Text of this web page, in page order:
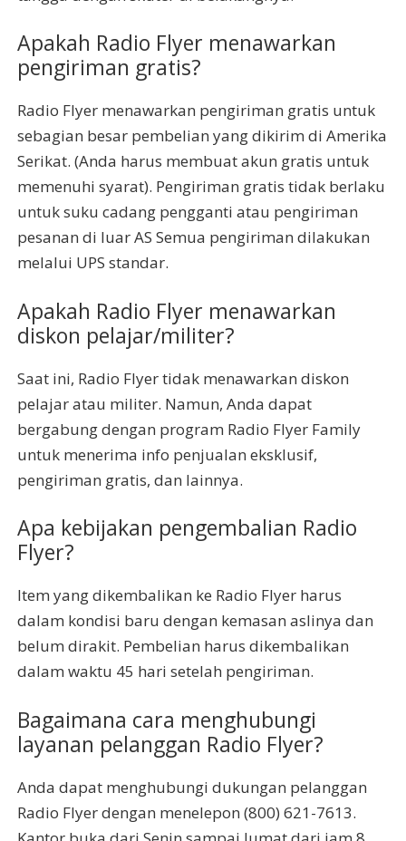
Apakah Radio Flyer menawarkan
pengiriman gratis?
Radio Flyer menawarkan pengiriman gratis untuk
sebagian besar pembelian yang dikirim di Amerika
Serikat. (Anda harus membuat akun gratis untuk
memenuhi syarat). Pengiriman gratis tidak berlaku
untuk suku cadang pengganti atau pengiriman
pesanan di luar AS Semua pengiriman dilakukan
melalui UPS standar.
Apakah Radio Flyer menawarkan
diskon pelajar/militer?
Saat ini, Radio Flyer tidak menawarkan diskon
pelajar atau militer. Namun, Anda dapat
bergabung dengan program Radio Flyer Family
untuk menerima info penjualan eksklusif,
pengiriman gratis, dan lainnya.
Apa kebijakan pengembalian Radio
Flyer?
Item yang dikembalikan ke Radio Flyer harus
dalam kondisi baru dengan kemasan aslinya dan
belum dirakit. Pembelian harus dikembalikan
dalam waktu 45 hari setelah pengiriman.
Bagaimana cara menghubungi
layanan pelanggan Radio Flyer?
Anda dapat menghubungi dukungan pelanggan
Radio Flyer dengan menelepon (800) 621-7613.